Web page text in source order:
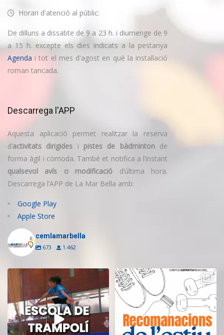
Horari d'atenció al públic:
De dilluns a dissabte de 9 a 23 h. i diumenge de 9
a 15 h. excepte els dies indicats a la pestanya
Agenda i tot el mes d'agost en què la instal·lació
roman tancada.
Descarrega l'APP
Aquesta aplicació permet realitzar la reserva
d’activitats dirigides i pistes de bàdmintonde
forma àgil i còmoda. També et notifica a l’instant
qualsevol avís o modificació d’última hora.
Descarrega l’APP de La Mar Bella amb:
Google Play
Apple Store
cemlamarbella
673 1.462
Inscriu-te a l’Escola de Trampolí
del CEM
13 0
Aquest estiu, continua movent-te
i cuidant-te! ...
5 0